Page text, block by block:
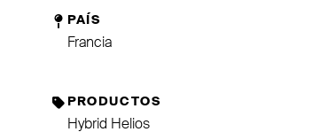
PAÍS
Francia
PRODUCTOS
Hybrid Helios